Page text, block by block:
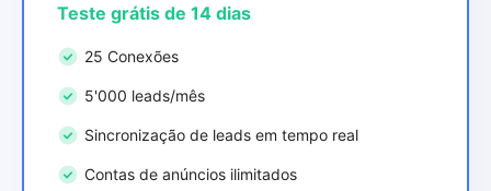
Teste grátis de 14 dias
25 Conexões
5'000 leads/mês
Sincronização de leads em tempo real
Contas de anúncios ilimitados